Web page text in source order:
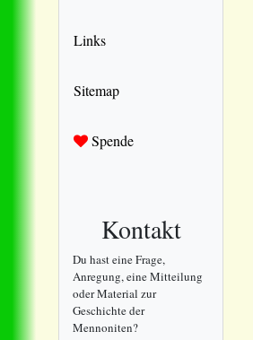
Links
Sitemap
Spende
Kontakt
Du hast eine Frage,
Anregung, eine Mitteilung
oder Material zur
Geschichte der
Mennoniten?